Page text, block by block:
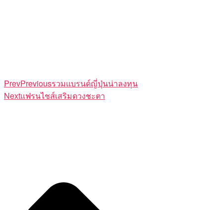
PrevPreviousรวมแบรนด์ญี่ปุ่นน่าลงทุน
Nextแฟรนไชส์เสริมดวงชะตา